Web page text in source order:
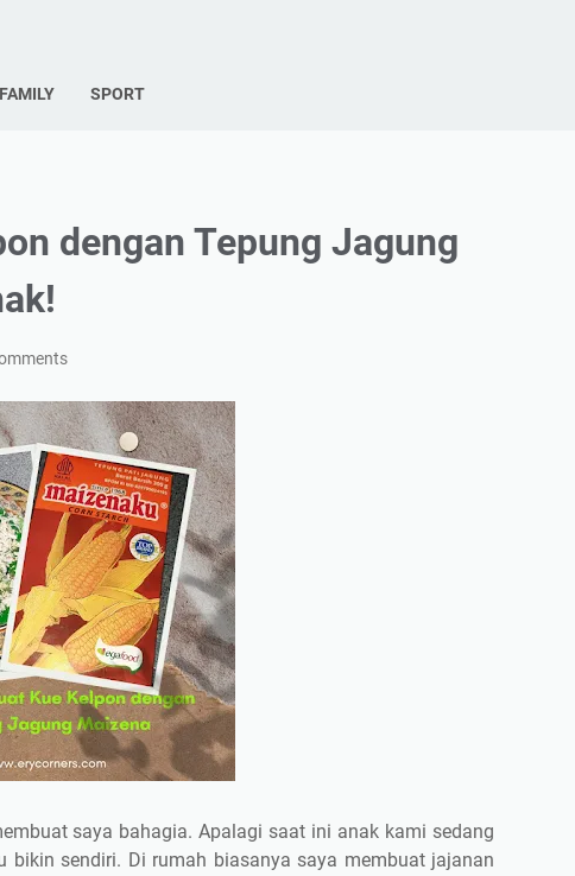
FAMILY SPORT
dengan Tepung Jagung
saya bahagia. Apalagi saat ini anak kami sedang
sendiri. Di rumah biasanya saya membuat jajanan